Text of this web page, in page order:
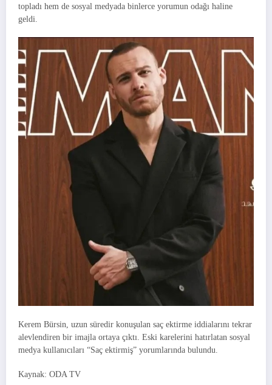
topladı hem de sosyal medyada binlerce yorumun odağı haline
geldi.
Kerem Bürsin, uzun süredir konuşulan saç ektirme iddialarını tekrar
alevlendiren bir imajla ortaya çıktı. Eski karelerini hatırlatan sosyal
medya kullanıcıları “Saç ektirmiş” yorumlarında bulundu.
Kaynak: ODA TV